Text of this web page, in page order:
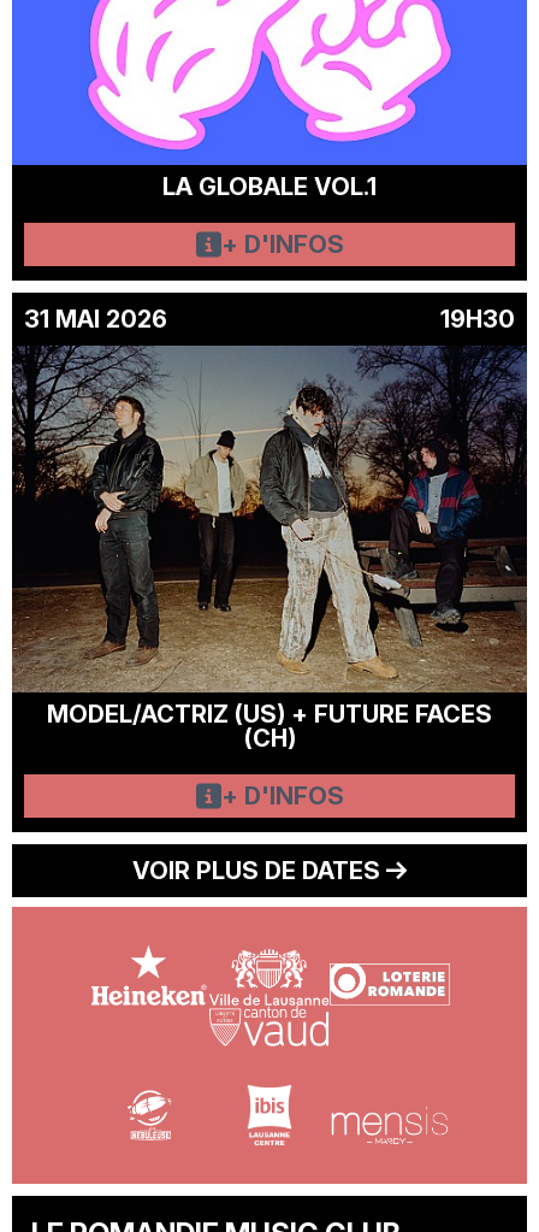
LA GLOBALE VOL.1
+ D'INFOS
31 MAI 2026 19H30
MODEL/ACTRIZ (US) + FUTURE FACES
(CH)
+ D'INFOS
VOIR PLUS DE DATES